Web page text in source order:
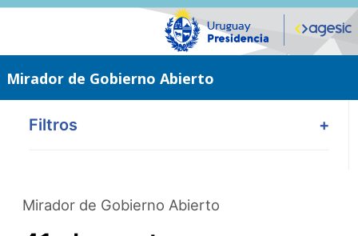
Saltar
Mirador de Gobierno Abierto
Filtros +
Mirador de Gobierno Abierto